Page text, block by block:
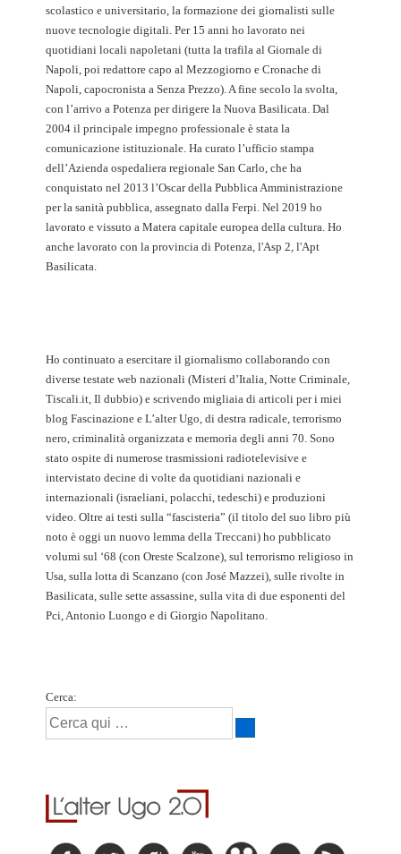
scolastico e universitario, la formazione dei giornalisti sulle
nuove tecnologie digitali. Per 15 anni ho lavorato nei
quotidiani locali napoletani (tutta la trafila al Giornale di
Napoli, poi redattore capo al Mezzogiorno e Cronache di
Napoli, capocronista a Senza Prezzo). A fine secolo la svolta,
con l’arrivo a Potenza per dirigere la Nuova Basilicata. Dal
2004 il principale impegno professionale è stata la
comunicazione istituzionale. Ha curato l’ufficio stampa
dell’Azienda ospedaliera regionale San Carlo, che ha
conquistato nel 2013 l’Oscar della Pubblica Amministrazione
per la sanità pubblica, assegnato dalla Ferpi. Nel 2019 ho
lavorato e vissuto a Matera capitale europea della cultura. Ho
anche lavorato con la provincia di Potenza, l'Asp 2, l'Apt
Basilicata.
Ho continuato a esercitare il giornalismo collaborando con
diverse testate web nazionali (Misteri d’Italia, Notte Criminale,
Tiscali.it, Il dubbio) e scrivendo migliaia di articoli per i miei
blog Fascinazione e L’alter Ugo, di destra radicale, terrorismo
nero, criminalità organizzata e memoria degli anni 70. Sono
stato ospite di numerose trasmissioni radiotelevisive e
intervistato decine di volte da quotidiani nazionali e
internazionali (israeliani, polacchi, tedeschi) e produzioni
video. Oltre ai testi sulla “fascisteria” (il titolo del suo libro più
noto è oggi un nuovo lemma della Treccani) ho pubblicato
volumi sul ‘68 (con Oreste Scalzone), sul terrorismo religioso in
Usa, sulla lotta di Scanzano (con José Mazzei), sulle rivolte in
Basilicata, sulle sette assassine, sulla vita di due esponenti del
Pci, Antonio Luongo e di Giorgio Napolitano.
Cerca: